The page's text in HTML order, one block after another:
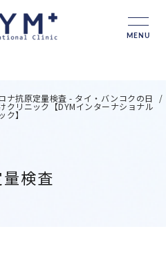
MENU
ナ抗原定量検査 - タイ・バンコクの日
クリニック【DYMインターナショナル
ク】
/
検査